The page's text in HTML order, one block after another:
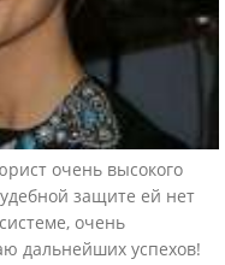
очень высокого
защите ей нет
очень
дальнейших успехов!